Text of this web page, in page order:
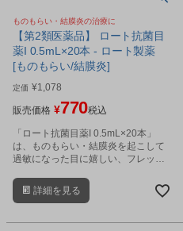
ものもらい・結膜炎の治療に
【第2類医薬品】 ロート抗菌目
薬I 0.5mL×20本 - ロート製薬
[ものもらい/結膜炎]
定価 ¥1,078
販売価格 ¥770税込
「ロート抗菌目薬I 0.5mL×20本」
は、ものもらい・結膜炎を起こして
過敏になった目に嬉しい、フレッシ
す。
詳細を見る